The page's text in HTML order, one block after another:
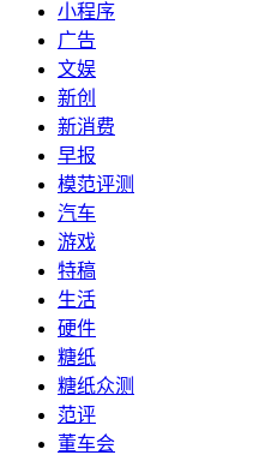
小程序
广告
文娱
新创
新消费
早报
模范评测
汽车
游戏
特稿
生活
硬件
糖纸
糖纸众测
范评
董车会